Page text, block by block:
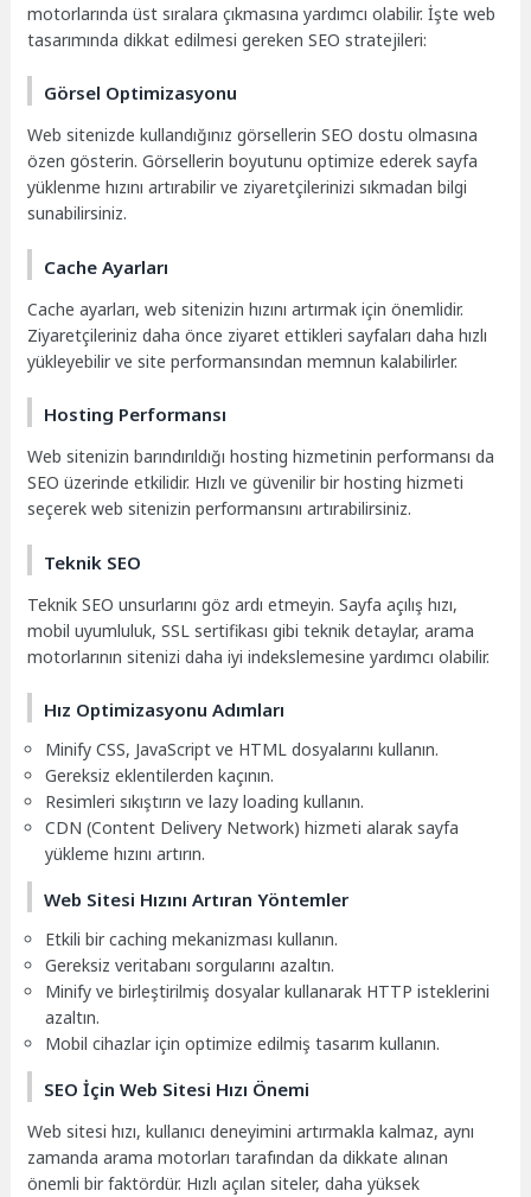
motorlarında üst sıralara çıkmasına yardımcı olabilir. İşte web
tasarımında dikkat edilmesi gereken SEO stratejileri:
Görsel Optimizasyonu
Web sitenizde kullandığınız görsellerin SEO dostu olmasına
özen gösterin. Görsellerin boyutunu optimize ederek sayfa
yüklenme hızını artırabilir ve ziyaretçilerinizi sıkmadan bilgi
sunabilirsiniz.
Cache Ayarları
Cache ayarları, web sitenizin hızını artırmak için önemlidir.
Ziyaretçileriniz daha önce ziyaret ettikleri sayfaları daha hızlı
yükleyebilir ve site performansından memnun kalabilirler.
Hosting Performansı
Web sitenizin barındırıldığı hosting hizmetinin performansı da
SEO üzerinde etkilidir. Hızlı ve güvenilir bir hosting hizmeti
seçerek web sitenizin performansını artırabilirsiniz.
Teknik SEO
Teknik SEO unsurlarını göz ardı etmeyin. Sayfa açılış hızı,
mobil uyumluluk, SSL sertifikası gibi teknik detaylar, arama
motorlarının sitenizi daha iyi indekslemesine yardımcı olabilir.
Hız Optimizasyonu Adımları
Minify CSS, JavaScript ve HTML dosyalarını kullanın.
Gereksiz eklentilerden kaçının.
Resimleri sıkıştırın ve lazy loading kullanın.
CDN (Content Delivery Network) hizmeti alarak sayfa
yükleme hızını artırın.
Web Sitesi Hızını Artıran Yöntemler
Etkili bir caching mekanizması kullanın.
Gereksiz veritabanı sorgularını azaltın.
Minify ve birleştirilmiş dosyalar kullanarak HTTP isteklerini
azaltın.
Mobil cihazlar için optimize edilmiş tasarım kullanın.
SEO İçin Web Sitesi Hızı Önemi
Web sitesi hızı, kullanıcı deneyimini artırmakla kalmaz, aynı
zamanda arama motorları tarafından da dikkate alınan
önemli bir faktördür. Hızlı açılan siteler, daha yüksek